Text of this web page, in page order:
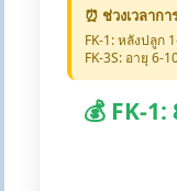
⏰ ช่วงเวลากา
FK-1: หลังปลูก
FK-3S: อายุ 6-
💰 FK-